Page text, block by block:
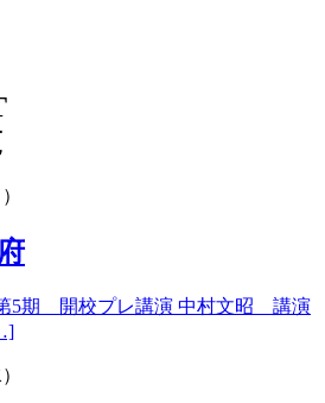
5期 開校プレ講演 中村文昭 講演